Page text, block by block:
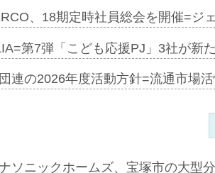
開始=三協…
分譲M専用…
、18期定時社員総会を開催=ジ
第7弾「こども応援PJ」3社が新
連の2026年度活動方針=流通市場
ず=「物…
ソニックホームズ、宝塚市の大型